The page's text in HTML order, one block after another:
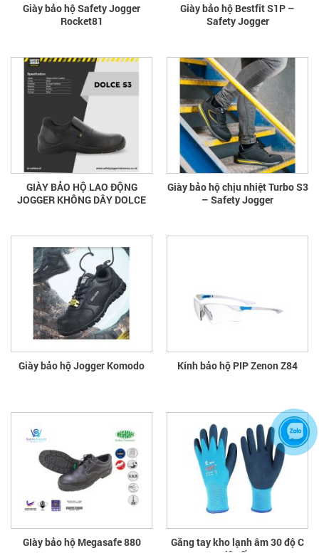
Giày bảo hộ Safety Jogger
Rocket81
Giày bảo hộ Bestfit S1P –
Safety Jogger
GIÀY BẢO HỘ LAO ĐỘNG
JOGGER KHÔNG DÂY DOLCE
Giày bảo hộ chịu nhiệt Turbo S3
– Safety Jogger
Giày bảo hộ Jogger Komodo Kính bảo hộ PIP Zenon Z84
GIày bảo hộ Megasafe 880
Găng tay kho lạnh âm 30 độ C